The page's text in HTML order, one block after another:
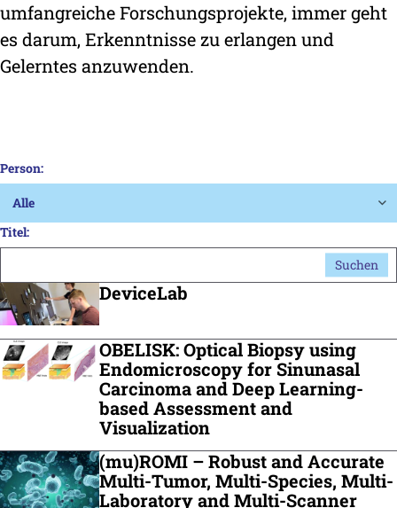
umfangreiche Forschungsprojekte, immer geht
es darum, Erkenntnisse zu erlangen und
Gelerntes anzuwenden.
Person:
Titel:
Suchen
DeviceLab
OBELISK: Optical Biopsy using
Endomicroscopy for Sinunasal
Carcinoma and Deep Learning-
based Assessment and
Visualization
(mu)ROMI – Robust and Accurate
Multi-Tumor, Multi-Species, Multi-
Laboratory and Multi-Scanner